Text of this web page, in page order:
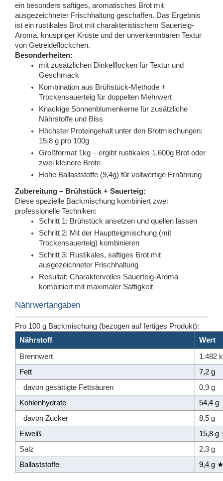
ein besonders saftiges, aromatisches Brot mit
ausgezeichneter Frischhaltung geschaffen. Das Ergebnis
ist ein rustikales Brot mit charakteristischem Sauerteig-
Aroma, knuspriger Kruste und der unverkennbaren Textur
von Getreideflöckchen.
Besonderheiten:
mit zusätzlichen Dinkelflocken für Textur und
Geschmack
Kombination aus Brühstück-Methode +
Trockensauerteig für doppelten Mehrwert
Knackige Sonnenblumenkerne für zusätzliche
Nährstoffe und Biss
Höchster Proteingehalt unter den Brotmischungen:
15,8 g pro 100g
Großformat 1kg – ergibt rustikales 1.600g Brot oder
zwei kleinere Brote
Hohe Ballaststoffe (9,4g) für vollwertige Ernährung
Zubereitung – Brühstück + Sauerteig:
Diese spezielle Backmischung kombiniert zwei
professionelle Techniken:
Schritt 1: Brühstück ansetzen und quellen lassen
Schritt 2: Mit der Hauptteigmischung (mit
Trockensauerteig) kombinieren
Schritt 3: Rustikales, saftiges Brot mit
ausgezeichneter Frischhaltung
Resultat: Charaktervolles Sauerteig-Aroma
kombiniert mit maximaler Saftigkeit
Nährwertangaben
Pro 100 g Backmischung (bezogen auf fertiges Produkt):
Nährstoff
Wert
Brennwert
1.482
Fett
7,2 g
davon gesättigte Fettsäuren
0,9 g
Kohlenhydrate
54,4 g
davon Zucker
8,5 g
Eiweiß
15,8 g
Salz
2,3 g
Ballaststoffe
9,4 g ★